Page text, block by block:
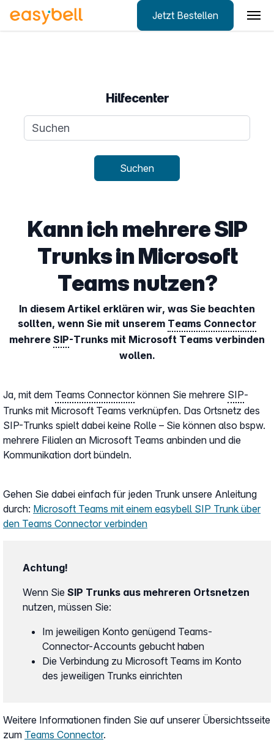
Jetzt Bestellen
Hilfecenter
Suchanfrage
Suchen
Kann ich mehrere SIP
Trunks in Microsoft
Teams nutzen?
In diesem Artikel erklären wir, was Sie beachten
sollten, wenn Sie mit unserem Teams Connector
mehrere SIP-Trunks mit Microsoft Teams verbinden
wollen.
Ja, mit dem Teams Connector können Sie mehrere SIP-
Trunks mit Microsoft Teams verknüpfen. Das Ortsnetz des
SIP-Trunks spielt dabei keine Rolle – Sie können also bspw.
mehrere Filialen an Microsoft Teams anbinden und die
Kommunikation dort bündeln.
Gehen Sie dabei einfach für jeden Trunk unsere Anleitung
durch: Microsoft Teams mit einem easybell SIP Trunk über
den Teams Connector verbinden
Achtung!
Wenn Sie SIP Trunks aus mehreren Ortsnetzen
nutzen, müssen Sie:
Im jeweiligen Konto genügend Teams-
Connector-Accounts gebucht haben
Die Verbindung zu Microsoft Teams im Konto
des jeweiligen Trunks einrichten
Weitere Informationen finden Sie auf unserer Übersichtsseite
zum Teams Connector.